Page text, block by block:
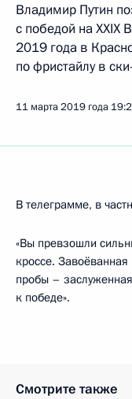
Владимир Путин
с победой на XXIX
2019 года в
по фристайлу в
11 марта 2019 года
В телеграмме, в
«Вы превзошли
кроссе.
пробы –
к победе».
Смотрите также